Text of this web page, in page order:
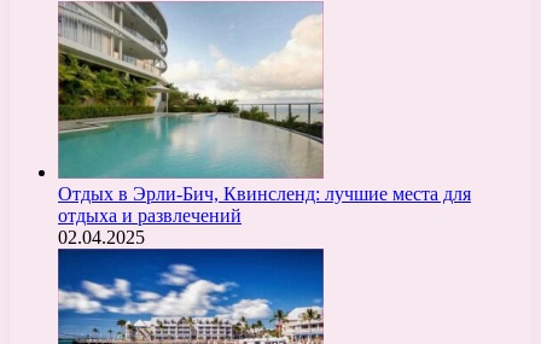
Отдых в Эрли-Бич, Квинсленд: лучшие места для
отдыха и развлечений
02.04.2025